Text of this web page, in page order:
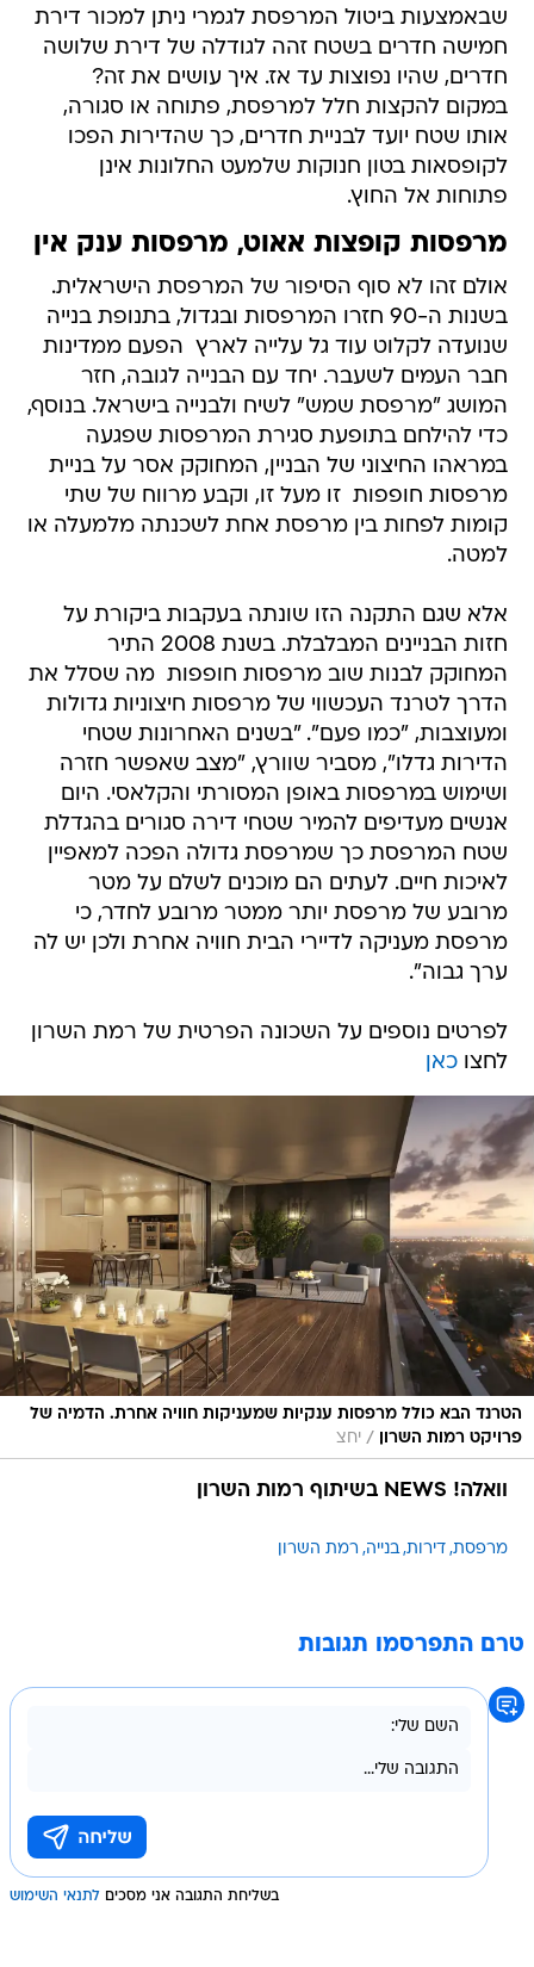
שבאמצעות ביטול המרפסת לגמרי ניתן למכור דירת
חמישה חדרים בשטח זהה לגודלה של דירת שלושה
חדרים, שהיו נפוצות עד אז. איך עושים את זה?
במקום להקצות חלל למרפסת, פתוחה או סגורה,
אותו שטח יועד לבניית חדרים, כך שהדירות הפכו
לקופסאות בטון חנוקות שלמעט החלונות אינן
פתוחות אל החוץ.
מרפסות קופצות אאוט, מרפסות ענק אין
אולם זהו לא סוף הסיפור של המרפסת הישראלית.
בשנות ה-90 חזרו המרפסות ובגדול, בתנופת בנייה
שנועדה לקלוט עוד גל עלייה לארץ  הפעם ממדינות
חבר העמים לשעבר. יחד עם הבנייה לגובה, חזר
המושג "מרפסת שמש" לשיח ולבנייה בישראל. בנוסף,
כדי להילחם בתופעת סגירת המרפסות שפגעה
במראהו החיצוני של הבניין, המחוקק אסר על בניית
מרפסות חופפות  זו מעל זו, וקבע מרווח של שתי
קומות לפחות בין מרפסת אחת לשכנתה מלמעלה או
למטה.
אלא שגם התקנה הזו שונתה בעקבות ביקורת על
חזות הבניינים המבלבלת. בשנת 2008 התיר
המחוקק לבנות שוב מרפסות חופפות  מה שסלל את
הדרך לטרנד העכשווי של מרפסות חיצוניות גדולות
ומעוצבות, "כמו פעם". "בשנים האחרונות שטחי
הדירות גדלו", מסביר שוורץ, "מצב שאפשר חזרה
ושימוש במרפסות באופן המסורתי והקלאסי. היום
אנשים מעדיפים להמיר שטחי דירה סגורים בהגדלת
שטח המרפסת כך שמרפסת גדולה הפכה למאפיין
לאיכות חיים. לעתים הם מוכנים לשלם על מטר
מרובע של מרפסת יותר ממטר מרובע לחדר, כי
מרפסת מעניקה לדיירי הבית חוויה אחרת ולכן יש לה
ערך גבוה".
לפרטים נוספים על השכונה הפרטית של רמת השרון
לחצוכאן
הטרנד הבא כולל מרפסות ענקיות שמעניקות חוויה אחרת. הדמיה של
פרויקט רמות השרון
/ יחצ
וואלה! NEWS בשיתוף רמות השרון
מרפסת דירות בנייה רמת השרון
טרם התפרסמו תגובות
בשליחת התגובה אני מסכים לתנאי השימוש